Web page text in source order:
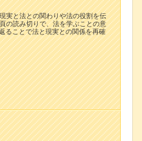
実と法との関わりや法の役割を伝
の読み切りで、法を学ぶことの意
ることで法と現実との関係を再確